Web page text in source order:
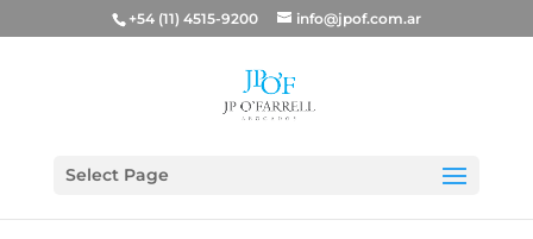
+54 (11) 4515-9200 info@jpof.com.ar
Select Page